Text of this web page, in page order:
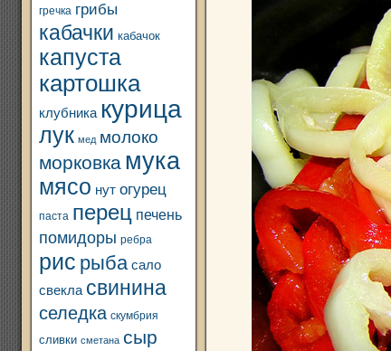
гречка грибы
кабачки кабачок
капуста
картошка
клубника курица
лук мед молоко
морковка мука
мясо нут огурец
паста перец печень
помидоры ребра
рис рыба сало
свекла свинина
селедка скумбрия
сливки сметана сыр